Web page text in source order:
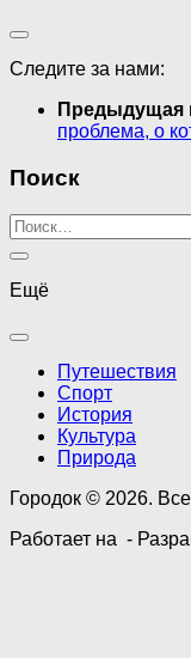
Следите за нами:
Предыдущая
проблема, о
Поиск
Найти:
Ещё
Путешествия
Спорт
История
Культура
Природа
Городок © 2026.
Работает на -